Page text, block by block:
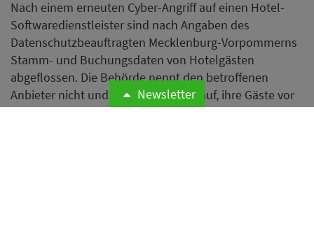
Nach einem erneuten Cyber-Angriff auf einen Hotel-
Softwaredienstleister sind nach Angaben des
Datenschutzbeauftragten Mecklenburg-Vorpommerns
Stamm- und Buchungsdaten von Hotelgästen
abgeflossen. Die Behörde nennt den betroffenen
Anbieter nicht und ruft Hotels dazu auf, ihre Gäste vor
Phishing-Angriffen zu warnen.
Newsletter